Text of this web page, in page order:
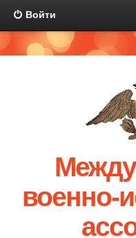
Войти
военно-